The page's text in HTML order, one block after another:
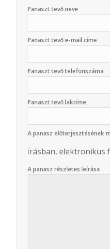
Panaszt tevő neve
Panaszt tevő e-mail címe
Panaszt tevő telefonszáma
Panaszt tevő lakcíme
A panasz előterjesztésének
írásban, elektronikus
A panasz részletes leírása